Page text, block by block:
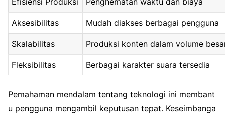
Aksesibilitas Mudah diakses berbagai pengguna
Skalabilitas Produksi konten dalam volume
Fleksibilitas Berbagai karakter suara tersedia
Pemahaman mendalam tentang teknologi ini membant
u pengguna mengambil keputusan tepat. Keseimbanga